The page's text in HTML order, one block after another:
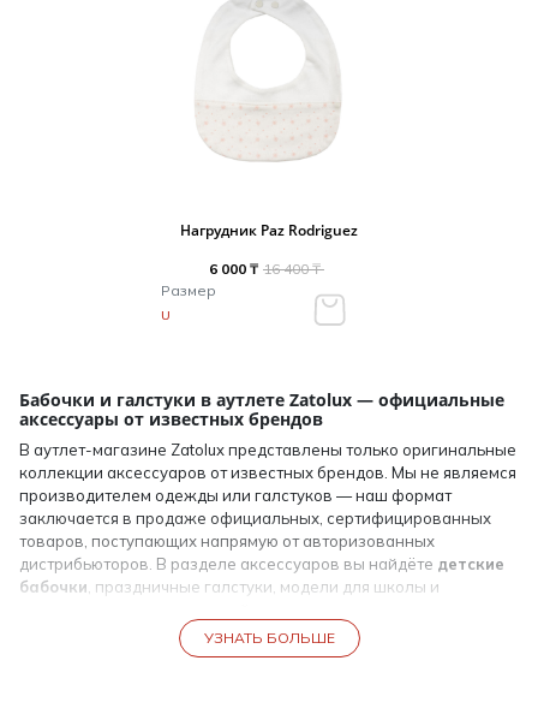
Нагрудник Paz Rodriguez
6 000 ₸ 16 400 ₸
Размер
U
Бабочки и галстуки в аутлете Zatolux — официальные
аксессуары от известных брендов
В аутлет-магазине Zatolux представлены только оригинальные
коллекции аксессуаров от известных брендов. Мы не являемся
производителем одежды или галстуков — наш формат
заключается в продаже официальных, сертифицированных
товаров, поступающих напрямую от авторизованных
дистрибьюторов. В разделе аксессуаров вы найдёте детские
бабочки , праздничные галстуки, модели для школы и
итальянские галстуки бренды, которые отличают качество
исполнения и фирменный стиль.
УЗНАТЬ БОЛЬШЕ